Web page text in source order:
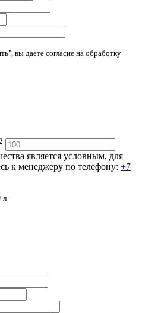
вы даете согласие на обработку
является условным, для
к менеджеру по телефону: +7
л